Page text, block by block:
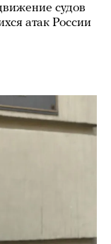
судов
атак России